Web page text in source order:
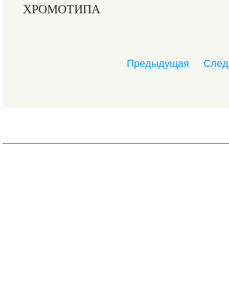
ХРОМОТИПА
Предыдущая